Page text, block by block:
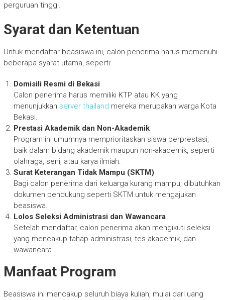
perguruan tinggi.
Syarat dan Ketentuan
Untuk mendaftar beasiswa ini, calon penerima harus memenuhi
beberapa syarat utama, seperti:
Domisili Resmi di Bekasi
Calon penerima harus memiliki KTP atau KK yang
menunjukkan server thailand mereka merupakan warga Kota
Bekasi.
Prestasi Akademik dan Non-Akademik
Program ini umumnya memprioritaskan siswa berprestasi,
baik dalam bidang akademik maupun non-akademik, seperti
olahraga, seni, atau karya ilmiah.
Surat Keterangan Tidak Mampu (SKTM)
Bagi calon penerima dari keluarga kurang mampu, dibutuhkan
dokumen pendukung seperti SKTM untuk mengajukan
beasiswa.
Lolos Seleksi Administrasi dan Wawancara
Setelah mendaftar, calon penerima akan mengikuti seleksi
yang mencakup tahap administrasi, tes akademik, dan
wawancara.
Manfaat Program
Beasiswa ini mencakup seluruh biaya kuliah, mulai dari uang